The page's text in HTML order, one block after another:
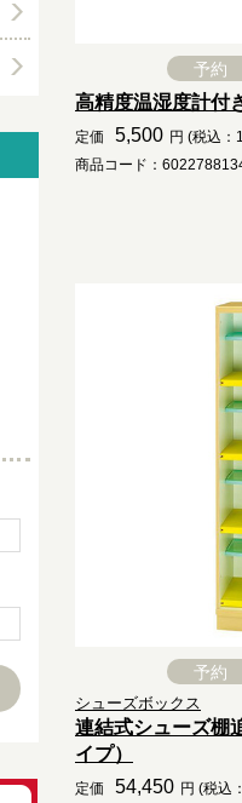
予約
高精度温湿度計付
定価 5,500 円 (税込：
商品コード：
予約
シューズボックス
連結式シューズ棚
イプ）
定価 54,450 円 (税込